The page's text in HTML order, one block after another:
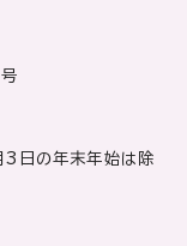
3日の年末年始は除